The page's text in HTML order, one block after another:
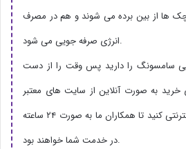
ها از بین برده می شوند و هم در مصرف
انرژی صرفه جویی می شود.
سامسونگ را دارید پس وقت را از دست
خرید به صورت آنلاین از سایت های معتبر
تاپ فروش اقدام به خرید اینترنتی کنید تا همکاران ما به صورت ۲۴ ساعته
در خدمت شما خواهند بود.